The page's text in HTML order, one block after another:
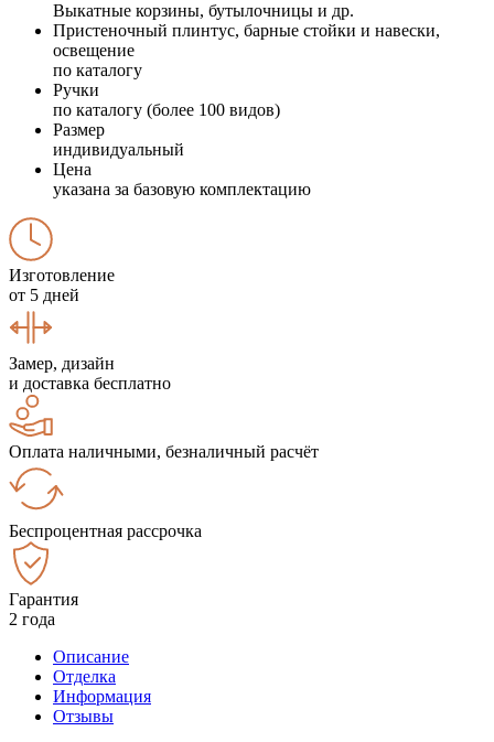
Выкатные корзины, бутылочницы и др.
Пристеночный плинтус, барные стойки и навески,
освещение
по каталогу
Ручки
по каталогу (более 100 видов)
Размер
индивидуальный
Цена
указана за базовую комплектацию
Изготовление
от 5 дней
Замер, дизайн
и доставка бесплатно
Оплата наличными, безналичный расчёт
Беспроцентная рассрочка
Гарантия
2 года
Описание
Отделка
Информация
Отзывы